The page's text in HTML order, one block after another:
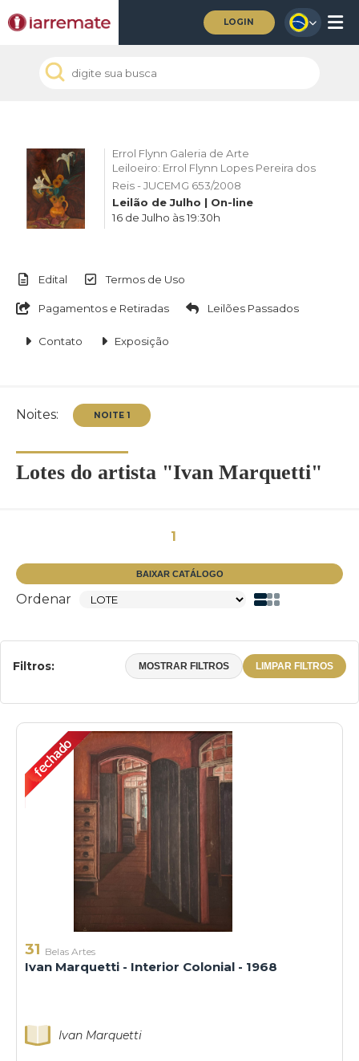
LOGIN
Errol Flynn Galeria de Arte
Leiloeiro: Errol Flynn Lopes Pereira dos
Reis - JUCEMG 653/2008
Leilão de Julho | On-line
16 de Julho às 19:30h
Edital Termos de Uso
Pagamentos e Retiradas Leilões Passados
Contato Exposição
Noites:
Lotes do artista "Ivan Marquetti"
1
BAIXAR CATÁLOGO
Ordenar
Filtros: MOSTRAR FILTROS LIMPAR FILTROS
31 Belas Artes
Ivan Marquetti - Interior Colonial - 1968
Ivan Marquetti